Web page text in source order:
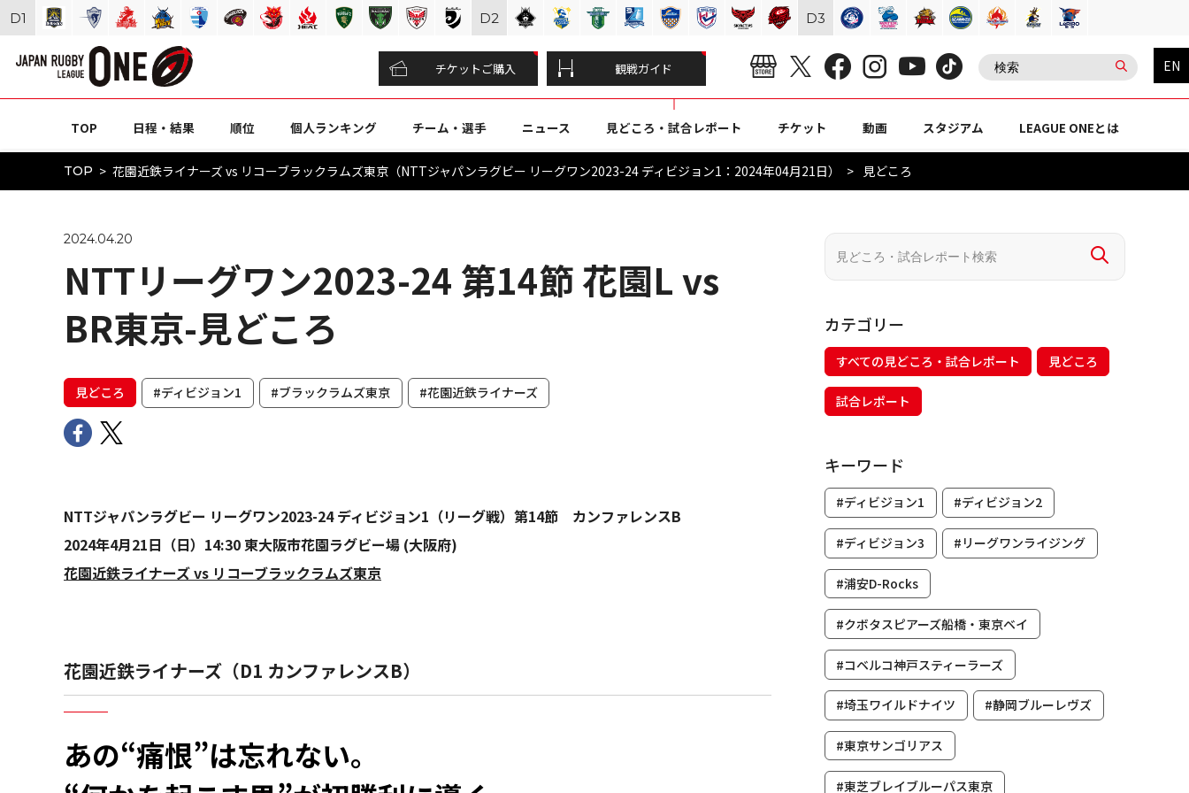
チケットご購入 観戦ガイド EN
TOP 日程・結果 順位 個人ランキング チーム・選手 ニュース 見どころ・試合レポート チケット 動画 スタジアム LEAGUE ONEとは
TOP 花園近鉄ライナーズ vs リコーブラックラムズ東京（NTTジャパンラグビー リーグワン2023-24 ディビジョン1：2024年04月21日） 見どころ
2024.04.20
NTTリーグワン2023-24 第14節 花園L vs
BR東京-見どころ
見どころ #ディビジョン1 #ブラックラムズ東京 #花園近鉄ライナーズ
NTTジャパンラグビー リーグワン2023-24 ディビジョン1（リーグ戦）第14節 カンファレンスB
2024年4月21日（日）14:30 東大阪市花園ラグビー場 (大阪府)
花園近鉄ライナーズ vs リコーブラックラムズ東京
花園近鉄ライナーズ（D1 カンファレンスB）
あの“痛恨”は忘れない。
カテゴリー
すべての見どころ・試合レポート 見どころ
試合レポート
キーワード
#ディビジョン1 #ディビジョン2
#ディビジョン3 #リーグワンライジング
#浦安D-Rocks
#クボタスピアーズ船橋・東京ベイ
#コベルコ神戸スティーラーズ
#埼玉ワイルドナイツ #静岡ブルーレヴズ
#東京サンゴリアス
#東芝ブレイブルーパス東京
D1 D2 D3